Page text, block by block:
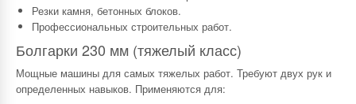
Резки камня, бетонных блоков.
Профессиональных строительных работ.
Болгарки 230 мм (тяжелый класс)
Мощные машины для самых тяжелых работ. Требуют двух рук и
определенных навыков. Применяются для: